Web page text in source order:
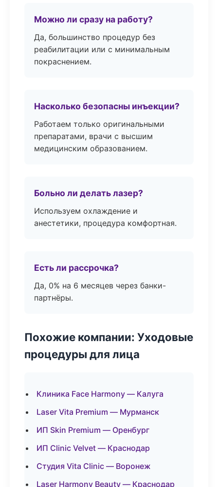
Можно ли сразу на работу?
Да, большинство процедур без
реабилитации или с минимальным
покраснением.
Насколько безопасны инъекции?
Работаем только оригинальными
препаратами, врачи с высшим
медицинским образованием.
Больно ли делать лазер?
Используем охлаждение и
анестетики, процедура комфортная.
Есть ли рассрочка?
Да, 0% на 6 месяцев через банки-
партнёры.
Похожие компании: Уходовые
процедуры для лица
Клиника Face Harmony — Калуга
Laser Vita Premium — Мурманск
ИП Skin Premium — Оренбург
ИП Clinic Velvet — Краснодар
Студия Vita Clinic — Воронеж
Laser Harmony Beauty — Краснодар